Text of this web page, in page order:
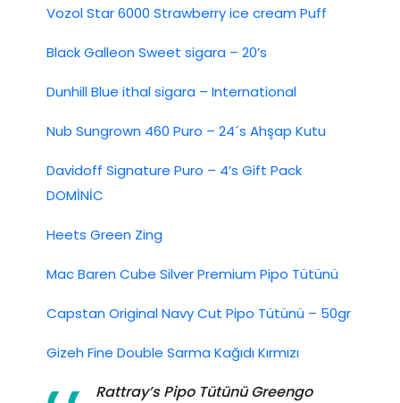
Vozol Star 6000 Strawberry ice cream Puff
Black Galleon Sweet sigara – 20’s
Dunhill Blue ithal sigara – International
Nub Sungrown 460 Puro – 24´s Ahşap Kutu
Davidoff Signature Puro – 4’s Gift Pack
DOMİNİC
Heets Green Zing
Mac Baren Cube Silver Premium Pipo Tütünü
Capstan Original Navy Cut Pipo Tütünü – 50gr
Gizeh Fine Double Sarma Kağıdı Kırmızı
Rattray’s Pipo Tütünü Greengo